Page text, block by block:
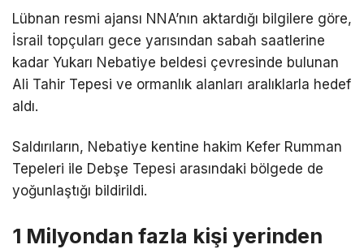
Lübnan resmi ajansı NNA’nın aktardığı bilgilere göre,
İsrail topçuları gece yarısından sabah saatlerine
kadar Yukarı Nebatiye beldesi çevresinde bulunan
Ali Tahir Tepesi ve ormanlık alanları aralıklarla hedef
aldı.
Saldırıların, Nebatiye kentine hakim Kefer Rumman
Tepeleri ile Debşe Tepesi arasındaki bölgede de
yoğunlaştığı bildirildi.
1 Milyondan fazla kişi yerinden